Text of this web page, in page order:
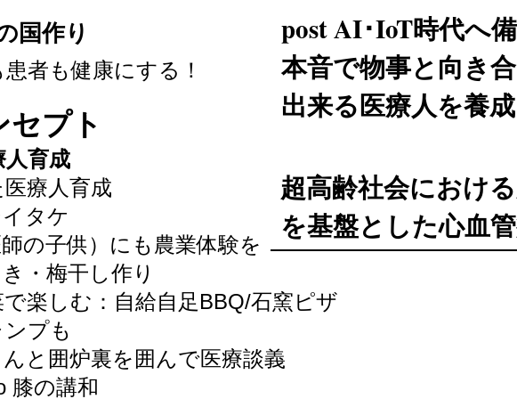
​post AI･IoT時代へ
本音で物事と向き
出来る医療人を養成
国作り
者も健康にする！
プト
育成
療人育成
タケ
の子供）にも農業体験を
・梅干し作り
楽しむ：自給自足BBQ/石窯ピザ
プも
と 囲炉裏を囲んで医療談義
膝の講和
超高齢社会におけ
を基盤とした心血